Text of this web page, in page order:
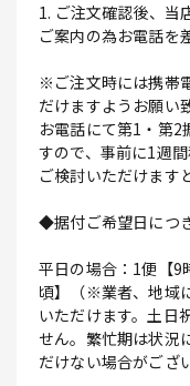
1. ご注文確認後、当
ご案内の為お電話を
※ご注文時には携帯
だけますようお願い
お電話にて第1・第2
すので、事前に1週
ご検討いただけます
◆据付ご希望日につ
平日の場合：1便【9
頃】（※業者、地域
いただけます。土日
せん。繁忙期は状況
だけない場合がござ